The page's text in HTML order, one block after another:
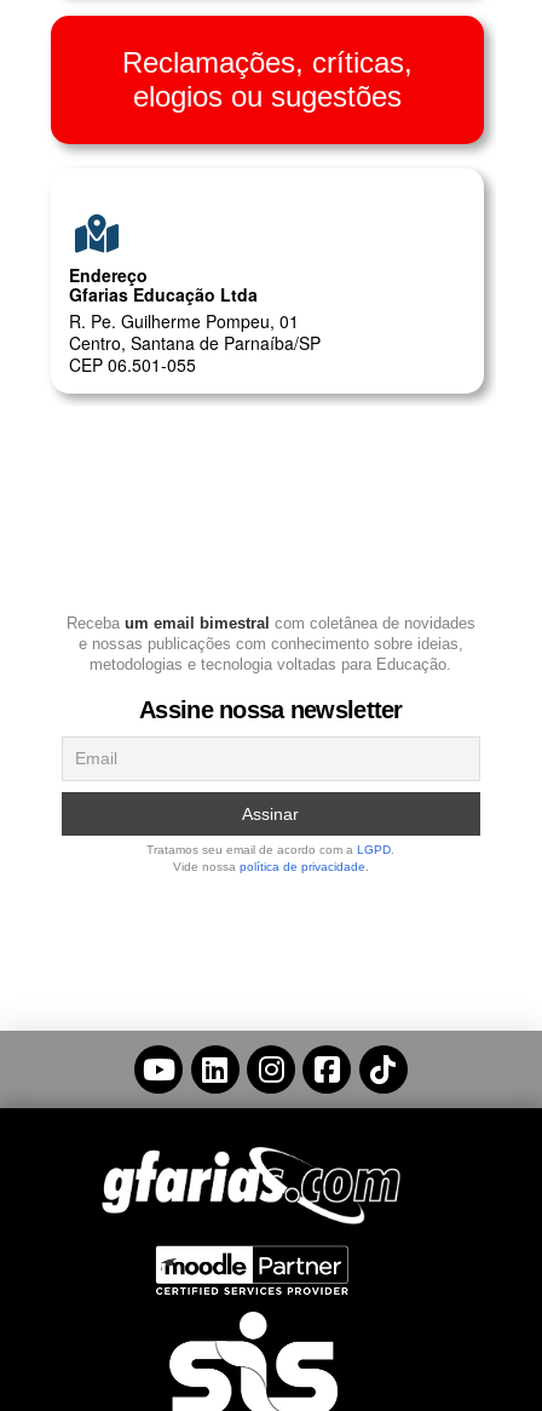
Reclamações, críticas,
elogios ou sugestões
Endereço
Gfarias Educação Ltda
R. Pe. Guilherme Pompeu, 01
Centro, Santana de Parnaíba/SP
CEP 06.501-055
Receba um email bimestral com coletânea de novidades
e nossas publicações com conhecimento sobre ideias,
metodologias e tecnologia voltadas para Educação.
Assine nossa newsletter
Tratamos seu email de acordo com aLGPD.
Vide nossa política de privacidade.